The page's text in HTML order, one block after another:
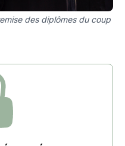
des diplômes du coup